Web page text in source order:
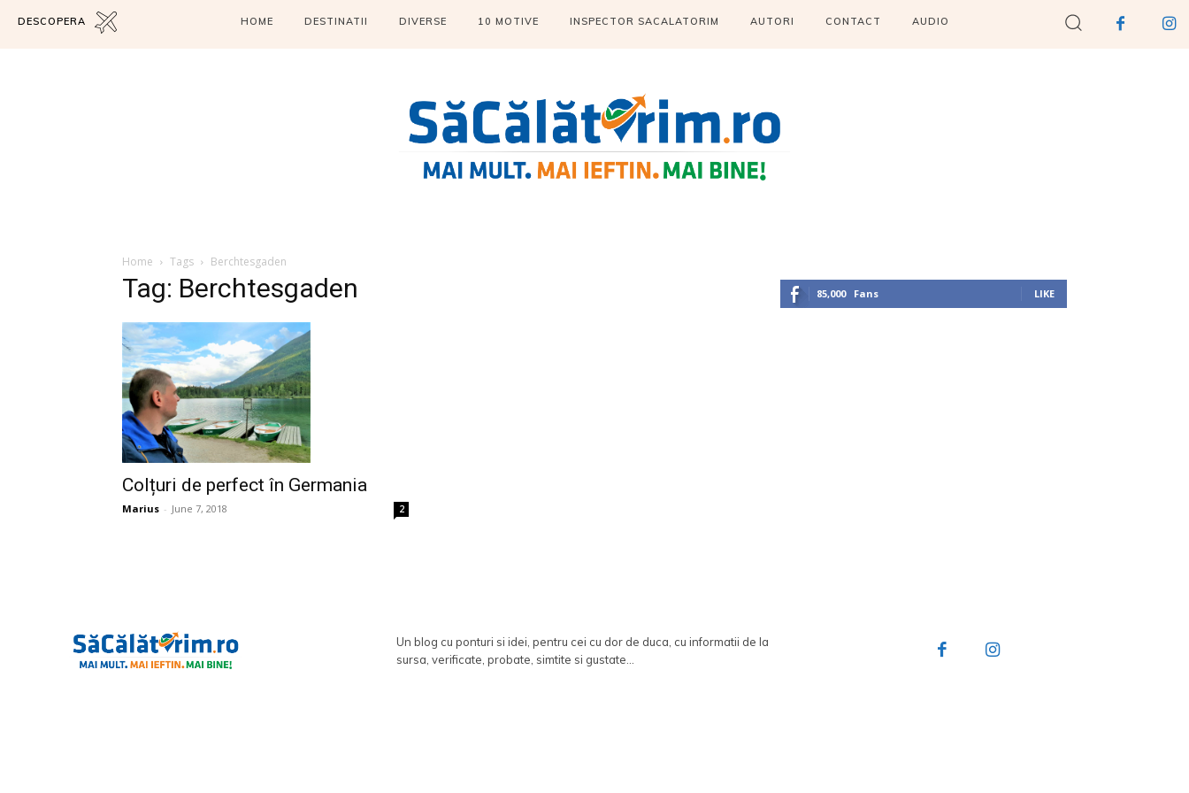
DESCOPERA HOME DESTINATII DIVERSE 10 MOTIVE INSPECTOR SACALATORIM AUTORI CONTACT AUDIO
Home Tags Berchtesgaden
Tag: Berchtesgaden
Colțuri de perfect în Germania
Marius - June 7, 2018 2
85,000 Fans LIKE
Un blog cu ponturi si idei, pentru cei cu dor de duca, cu informatii de la
sursa, verificate, probate, simtite si gustate...